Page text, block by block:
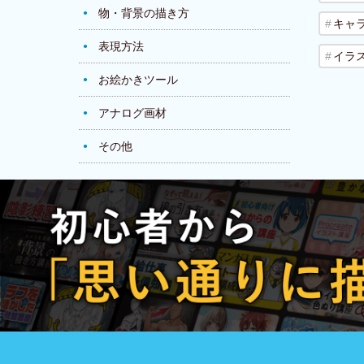
物・背景の描き方
表現方法
お絵かきツール
アナログ画材
その他
キャ
イラ